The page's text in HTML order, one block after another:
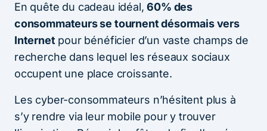
En quête du cadeau idéal,60% des
consommateurs se tournent désormais vers
Internetpour bénéficier d’un vaste champs de
recherche dans lequel les réseaux sociaux
occupent une place croissante.
Les cyber-consommateurs n’hésitent plus à
s’y rendre via leur mobile pour y trouver